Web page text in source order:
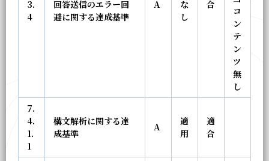
3.
4
回答送信のエラー回
避に関する達成基準
A
な
し
合
コ
ン
テ
ン
ツ
無
し
7.
4.
1.
1
構文解析に関する達
成基準
A
適
用
適
合